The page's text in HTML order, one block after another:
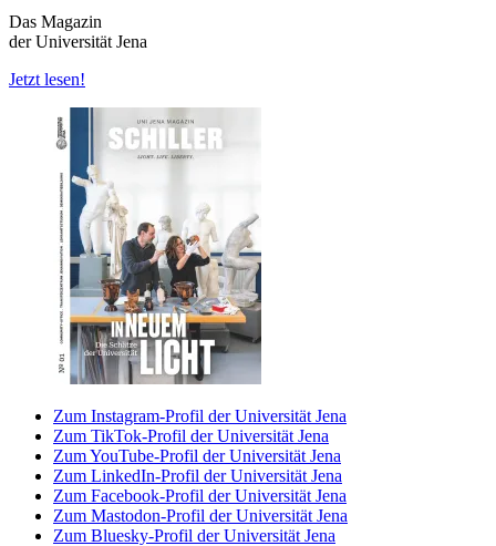
Das Magazin
der Universität Jena
Jetzt lesen!
Zum Instagram-Profil der Universität Jena
Zum TikTok-Profil der Universität Jena
Zum YouTube-Profil der Universität Jena
Zum LinkedIn-Profil der Universität Jena
Zum Facebook-Profil der Universität Jena
Zum Mastodon-Profil der Universität Jena
Zum Bluesky-Profil der Universität Jena